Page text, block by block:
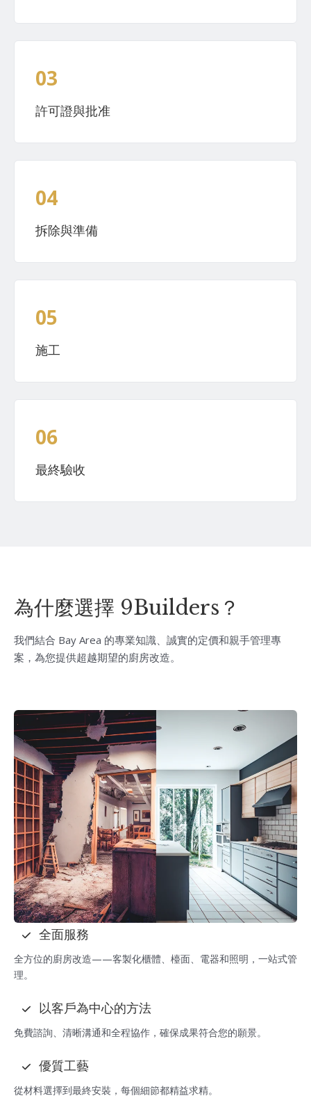
03
許可證與批准
04
拆除與準備
05
施工
06
最終驗收
為什麼選擇 9Builders？
我們結合 Bay Area 的專業知識、誠實的定價和親手管理專
案，為您提供超越期望的廚房改造。
全面服務
全方位的廚房改造——客製化櫃體、檯面、電器和照明，一站式管
理。
以客戶為中心的方法
免費諮詢、清晰溝通和全程協作，確保成果符合您的願景。
優質工藝
從材料選擇到最終安裝，每個細節都精益求精。